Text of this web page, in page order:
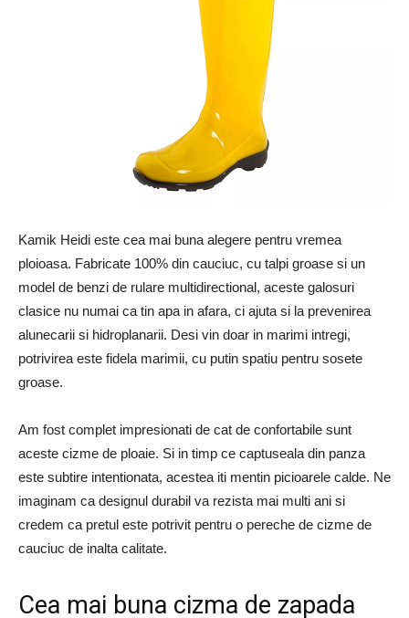
Kamik Heidi este cea mai buna alegere pentru vremea
ploioasa. Fabricate 100% din cauciuc, cu talpi groase si un
model de benzi de rulare multidirectional, aceste galosuri
clasice nu numai ca tin apa in afara, ci ajuta si la prevenirea
alunecarii si hidroplanarii. Desi vin doar in marimi intregi,
potrivirea este fidela marimii, cu putin spatiu pentru sosete
groase.
Am fost complet impresionati de cat de confortabile sunt
aceste cizme de ploaie. Si in timp ce captuseala din panza
este subtire intentionata, acestea iti mentin picioarele calde. Ne
imaginam ca designul durabil va rezista mai multi ani si
credem ca pretul este potrivit pentru o pereche de cizme de
cauciuc de inalta calitate.
Cea mai buna cizma de zapada